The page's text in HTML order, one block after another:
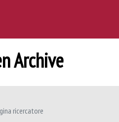
Archive
ricercatore